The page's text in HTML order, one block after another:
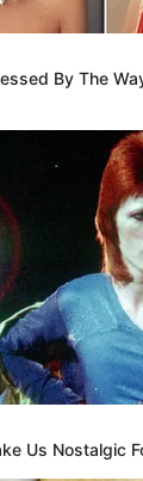
By The
Us Nostalgic